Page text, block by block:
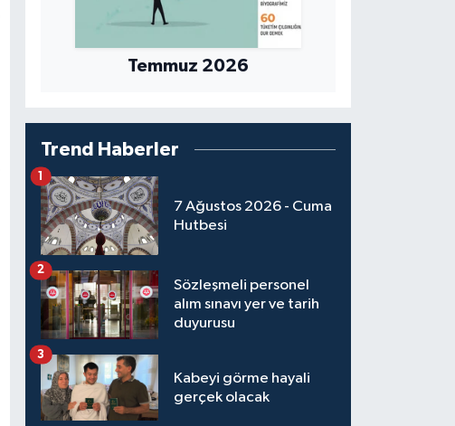
Temmuz 2026
Trend Haberler
7 Ağustos 2026 - Cuma
Hutbesi
1
Sözleşmeli personel
alım sınavı yer ve tarih
duyurusu
2
Kabeyi görme hayali
gerçek olacak
3